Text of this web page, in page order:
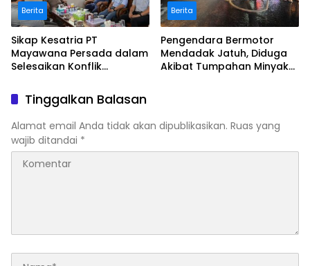
Berita
Sikap Kesatria PT
Mayawana Persada dalam
Selesaikan Konflik
Ketapang ‎
Berita
Pengendara Bermotor
Mendadak Jatuh, Diduga
Akibat Tumpahan Minyak
Tinggalkan Balasan
Alamat email Anda tidak akan dipublikasikan. Ruas yang
wajib ditandai *